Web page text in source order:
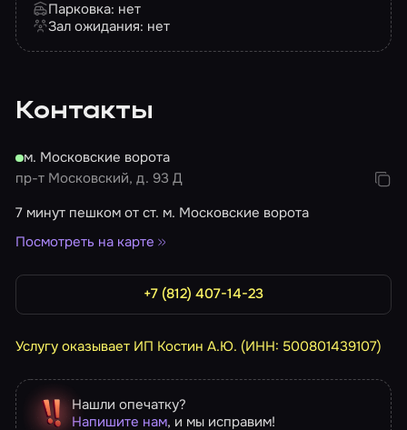
Парковка: нет
Зал ожидания: нет
Контакты
м. Московские ворота
пр-т Московский, д. 93 Д
7 минут пешком от ст. м. Московские ворота
Посмотреть на карте
+7 (812) 407-14-23
Услугу оказывает ИП Костин А.Ю. (ИНН: 500801439107)
Нашли опечатку?
Напишите нам, и мы исправим!